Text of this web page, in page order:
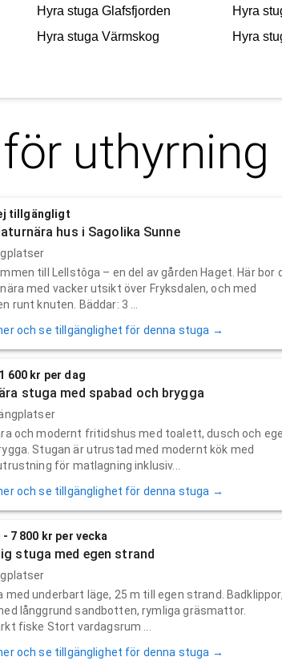
Hyra stuga Glafsfjorden Hyra
Hyra stuga Värmskog Hyra
uthyrning
tillgängligt
hus i Sagolika Sunne
till Lellstôga – en del av gården Haget. Här bor
med vacker utsikt över Fryksdalen, och med
runt knuten. Bäddar: 3 ...
och se tillgänglighet för denna stuga →
600 kr per dag
stuga med spabad och brygga
och modernt fritidshus med toalett, dusch och
Stugan är utrustad med modernt kök med
för matlagning inklusiv...
och se tillgänglighet för denna stuga →
- 7 800 kr per vecka
stuga med egen strand
med underbart läge, 25 m till egen strand. Badklippor,
långgrund sandbotten, rymliga gräsmattor.
fiske Stort vardagsrum ...
och se tillgänglighet för denna stuga →